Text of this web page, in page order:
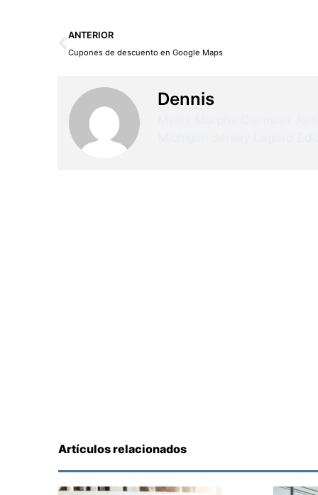
Ant
ANTERIOR
Cupones de descuento en Google Maps
Dennis
Artículos relacionados